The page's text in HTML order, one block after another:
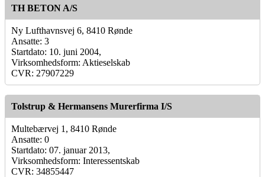
TH BETON A/S
Ny Lufthavnsvej 6, 8410 Rønde
Ansatte: 3
Startdato: 10. juni 2004,
Virksomhedsform: Aktieselskab
CVR: 27907229
Tolstrup & Hermansens Murerfirma I/S
Multebærvej 1, 8410 Rønde
Ansatte: 0
Startdato: 07. januar 2013,
Virksomhedsform: Interessentskab
CVR: 34855447